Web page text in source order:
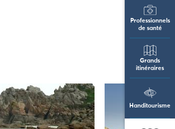
Professionnels
de santé
Grands
itinéraires
Handitourisme